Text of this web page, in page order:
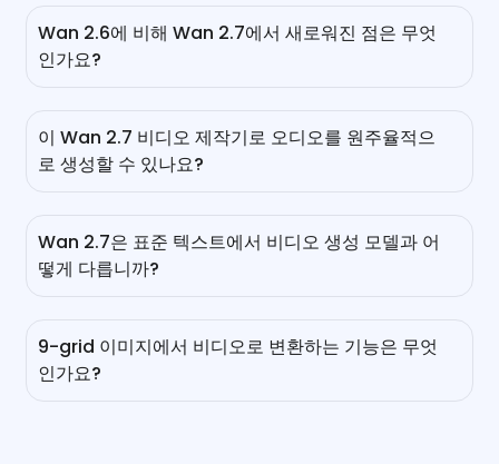
Wan 2.6에 비해 Wan 2.7에서 새로워진 점은 무엇
인가요?
비디오 편집, 비디오에서 비디오 편집 등 많은 우수한 기능을
도입했습니다. Wan 2.6이 15초 1080p 비디오 생성에서 우수
이 Wan 2.7 비디오 제작기로 오디오를 원주율적으
로 생성할 수 있나요?
에서는 오디오-비주얼 동기화에서 더욱 개선되었습니다. 다
시 말해, 이 모델은 주변 소음, 대화에 맞춘 립싱크 또는 배경
Wan 2.7은 표준 텍스트에서 비디오 생성 모델과 어
떻게 다릅니까?
시 기반 비디오 편집을 통해 배경 교체, 조명 변경, 의상 색상
변경 등과 같은 간단한 단어를 입력하여 비디오의 나머지 요
9-grid 이미지에서 비디오로 변환하는 기능은 무엇
인가요?